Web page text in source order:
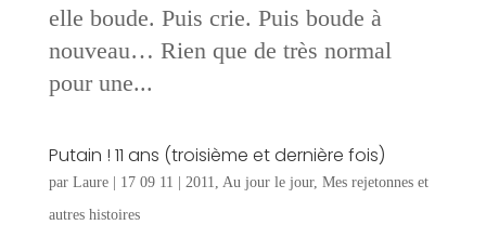
elle boude. Puis crie. Puis boude à
nouveau… Rien que de très normal
pour une...
Putain ! 11 ans (troisième et dernière fois)
par Laure| 17 09 11 2011 Au jour le jour, Mes rejetonnes et
autres histoires